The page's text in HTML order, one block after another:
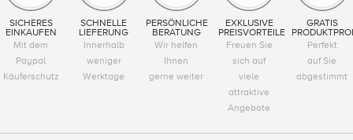
SICHERES
EINKAUFEN
Mit dem
Paypal
Käuferschutz
SCHNELLE
LIEFERUNG
Innerhalb
weniger
Werktage
PERSÖNLICHE
BERATUNG
Wir helfen
Ihnen
gerne weiter
EXKLUSIVE
PREISVORTEILE
Freuen Sie
sich auf
viele
attraktive
Angebote
GRATIS
Perfekt
auf Sie
abgestimmt